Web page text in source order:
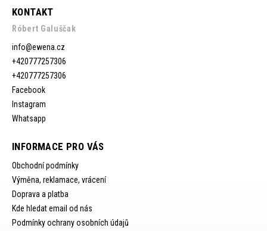
KONTAKT
Róbert Galuščak
info@ewena.cz
+420777257306
+420777257306
Facebook
Instagram
Whatsapp
INFORMACE PRO VÁS
Obchodní podmínky
Výměna, reklamace, vrácení
Doprava a platba
Kde hledat email od nás
Podmínky ochrany osobních údajů